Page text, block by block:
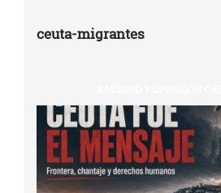
ceuta-migrantes